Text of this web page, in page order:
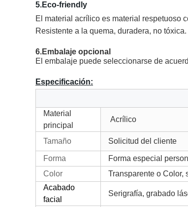
5.Eco-friendly
El material acrílico es material respetuoso
Resistente a la quema, duradera, no tóxica.
6.Embalaje opcional
El embalaje puede seleccionarse de
Especificación:
Material
principal
Acrílico
Tamaño Solicitud del cliente
Forma
Forma especial
Color
Transparente o Color,
Acabado
facial
Serigrafía, grabado